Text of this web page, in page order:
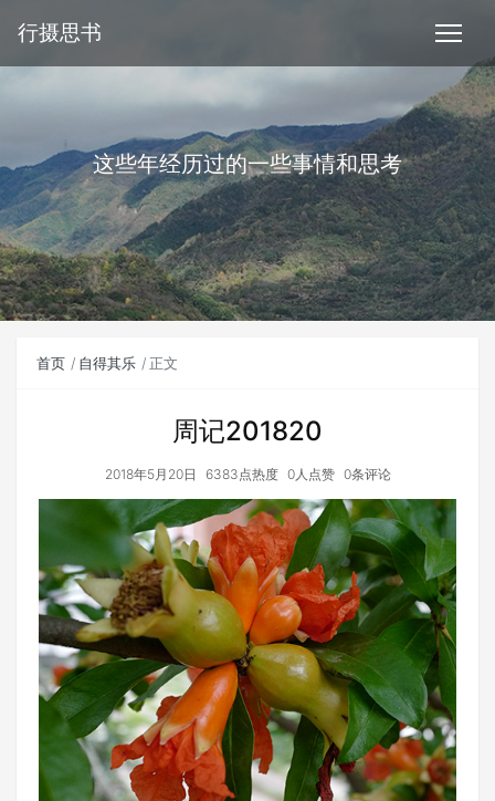
行摄思书
这些年经历过的一些事情和思考
首页 自得其乐 正文
周记201820
2018年5月20日 6383点热度 0人点赞 0条评论